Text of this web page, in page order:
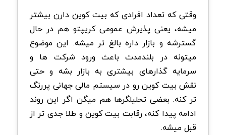
وقتی که تعداد افرادی که بیت کوین دارن بیشتر
میشه، یعنی پذیرش عمومی کریپتو هم در حال
گسترشه و بازار داره بالغ تر میشه. این موضوع
میتونه در بلندمدت باعث ورود شرکت ها و
سرمایه گذارهای بیشتری به بازار بشه و حتی
نقش بیت کوین رو در سیستم مالی جهانی پررنگ
تر کنه. بعضی تحلیلگرها هم میگن اگر این روند
ادامه پیدا کنه، رقابت بیت کوین و طلا جدی تر از
قبل میشه.